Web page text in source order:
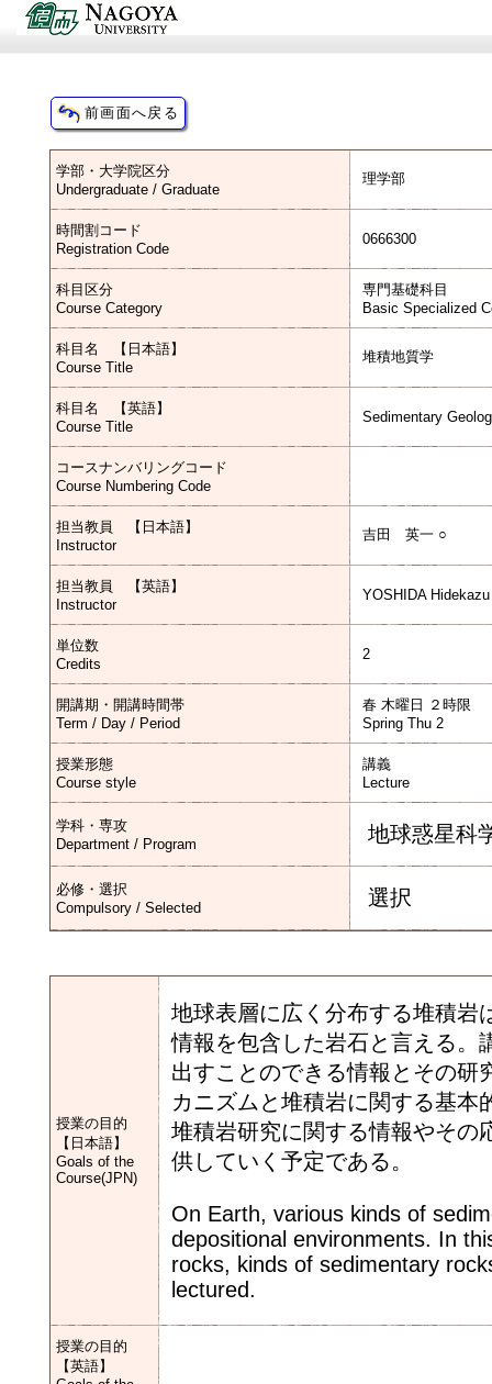
学部・大学院区分
Undergraduate / Graduate
理学部
時間割コード
Registration Code
0666300
科目区分
Course Category
専門基礎科目
Basic Specialized
科目名 【日本語】
Course Title
堆積地質学
科目名 【英語】
Course Title
Sedimentary
コースナンバリングコード
Course Numbering Code
担当教員 【日本語】
Instructor
吉田 英一 ○
担当教員 【英語】
Instructor
YOSHIDA
単位数
Credits
2
開講期・開講時間帯
Term / Day / Period
春 木曜日 ２時限
Spring Thu 2
授業形態
Course style
講義
Lecture
学科・専攻
Department / Program
地球惑星科
必修・選択
Compulsory / Selected
選択
授業の目的
【日本語】
Goals of the
Course(JPN)
地球表層に広く分布する堆積岩
情報を包含した岩石と言える。
出すことのできる情報とその研
カニズムと堆積岩に関する基本
堆積岩研究に関する情報やその
供していく予定である。
On Earth, various kinds of
depositional environments. In
rocks, kinds of sedimentary
lectured.
授業の目的
【英語】